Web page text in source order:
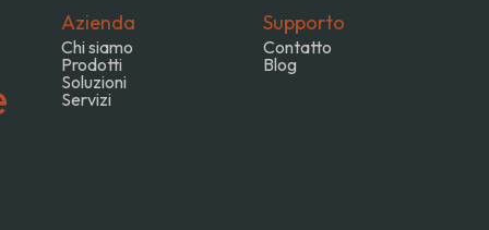
Azienda
Chi siamo
Prodotti
Soluzioni
Servizi
Supporto
Contatto
Blog